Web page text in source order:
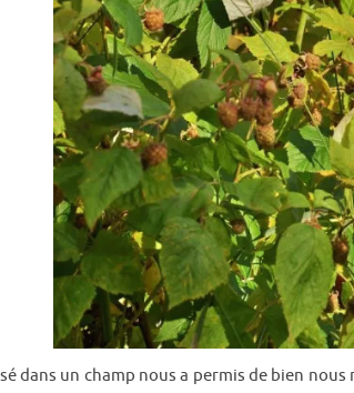
dans un champ nous a permis de bien nous